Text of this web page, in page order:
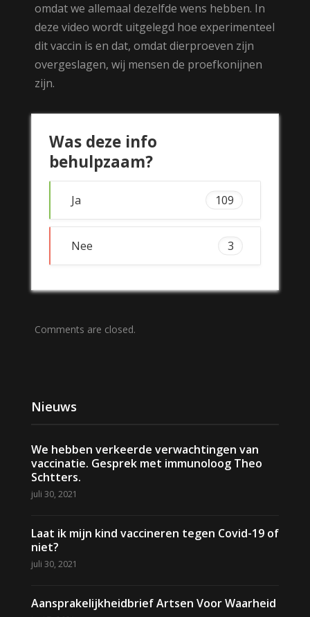
omdat we allemaal dezelfde wens hebben. In
deze video wordt uitgelegd hoe experimenteel
dit vaccin is en dat, omdat dierproeven zijn
overgeslagen, wij mensen de proefkonijnen
zijn.
Was deze info
behulpzaam?
Ja 109
Nee 3
Comments are closed.
Nieuws
We hebben verkeerde verwachtingen van
vaccinatie. Gesprek met immunoloog Theo
Schtters.
juli 30, 2021
Laat ik mijn kind vaccineren tegen Covid-19 of
niet?
juli 30, 2021
Aansprakelijkheidbrief Artsen Voor Waarheid